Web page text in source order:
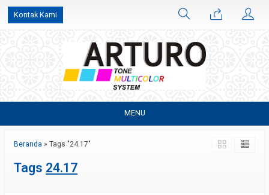
Kontak Kami
MENU
Beranda » Tags "24.17"
Tags 24.17